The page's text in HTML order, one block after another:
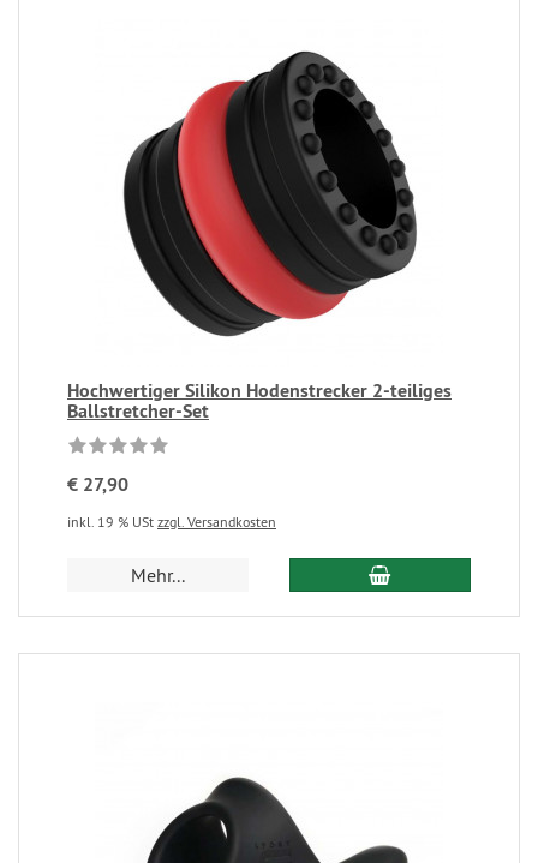
Hochwertiger Silikon Hodenstrecker 2-teiliges
Ballstretcher-Set
€ 27,90
inkl. 19 % USt zzgl. Versandkosten
Mehr...